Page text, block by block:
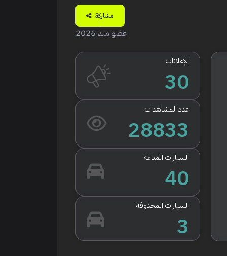
مشاركة
عضو منذ 2026
الإعلانات
30
عدد المشاهدات
28833
السيارات المباعة
40
السيارات المحذوفة
3